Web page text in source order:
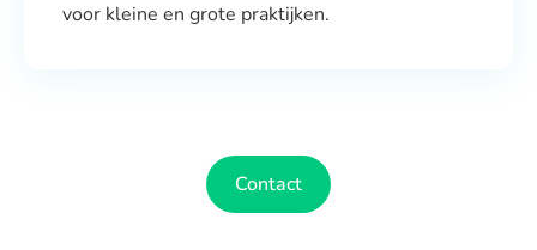
voor kleine en grote praktijken.
Contact